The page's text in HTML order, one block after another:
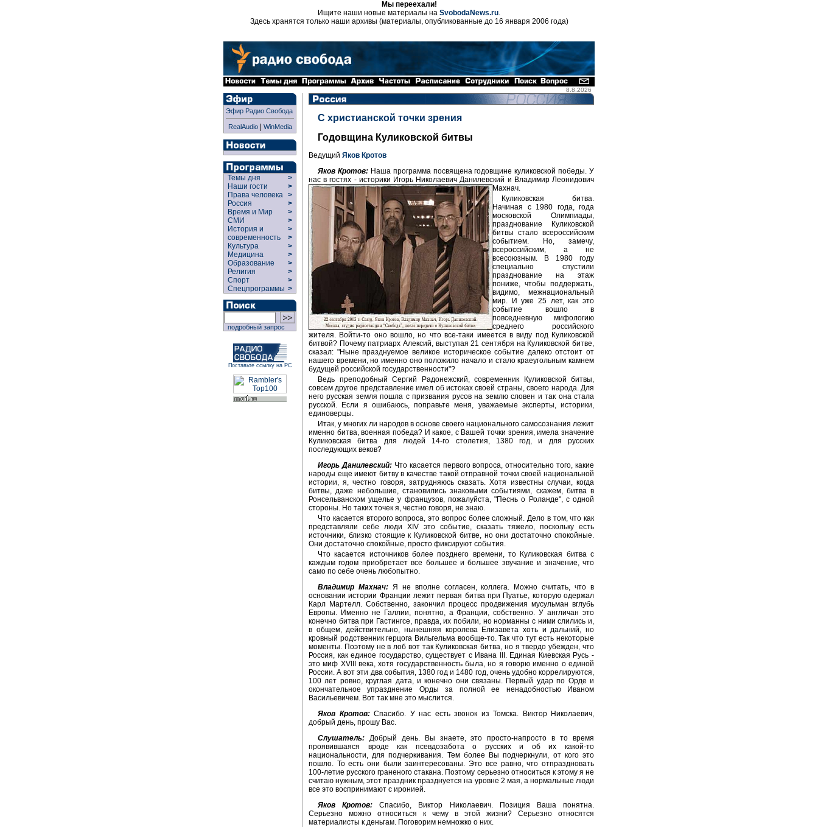
Мы переехали!
Ищите наши новые материалы на SvobodaNews.ru.
Здесь хранятся только наши архивы (материалы, опубликованные до 16 января 2006 года)
8.8.2026
Эфир Радио Свобода
RealAudio| WinMedia
Темы дня
>
Наши гости
>
Права человека >
Россия
>
Время и Мир
>
СМИ
>
История и
современность
>
>
Культура
>
Медицина
>
Образование
>
Религия
>
Спорт
>
Спецпрограммы >
подробный запрос
Поставьте ссылку на РС
С христианской точки зрения
Годовщина Куликовской битвы
Ведущий Яков Кротов
Яков Кротов:Наша программа посвящена годовщине куликовской победы. У
нас в гостях - историки Игорь Николаевич Данилевский и Владимир Леонидович
Махнач.
Куликовская битва.
Начиная с 1980 года, года
московской Олимпиады,
празднование Куликовской
битвы стало всероссийским
событием. Но, замечу,
всероссийским, а не
всесоюзным. В 1980 году
специально спустили
празднование на этаж
пониже, чтобы поддержать,
видимо, межнациональный
мир. И уже 25 лет, как это
событие вошло в
повседневную мифологию
среднего российского
жителя. Войти-то оно вошло, но что все-таки имеется в виду под Куликовской
битвой? Почему патриарх Алексий, выступая 21 сентября на Куликовской битве,
сказал: "Ныне празднуемое великое историческое событие далеко отстоит от
нашего времени, но именно оно положило начало и стало краеугольным камнем
будущей российской государственности"?
Ведь преподобный Сергий Радонежский, современник Куликовской битвы,
совсем другое представление имел об истоках своей страны, своего народа. Для
него русская земля пошла с призвания русов на землю словен и так она стала
русской. Если я ошибаюсь, поправьте меня, уважаемые эксперты, историки,
единоверцы.
Итак, у многих ли народов в основе своего национального самосознания лежит
именно битва, военная победа? И какое, с Вашей точки зрения, имела значение
Куликовская битва для людей 14-го столетия, 1380 год, и для русских
последующих веков?
Игорь Данилевский:Что касается первого вопроса, относительно того, какие
народы еще имеют битву в качестве такой отправной точки своей национальной
истории, я, честно говоря, затрудняюсь сказать. Хотя известны случаи, когда
битвы, даже небольшие, становились знаковыми событиями, скажем, битва в
Ронсельванском ущелье у французов, пожалуйста, "Песнь о Роланде", с одной
стороны. Но таких точек я, честно говоря, не знаю.
Что касается второго вопроса, это вопрос более сложный. Дело в том, что как
представляли себе люди XIV это событие, сказать тяжело, поскольку есть
источники, близко стоящие к Куликовской битве, но они достаточно спокойные.
Они достаточно спокойные, просто фиксируют события.
Что касается источников более позднего времени, то Куликовская битва с
каждым годом приобретает все большее и большее звучание и значение, что
само по себе очень любопытно.
Владимир Махнач:Я не вполне согласен, коллега. Можно считать, что в
основании истории Франции лежит первая битва при Пуатье, которую одержал
Карл Мартелл. Собственно, закончил процесс продвижения мусульман вглубь
Европы. Именно не Галлии, понятно, а Франции, собственно. У англичан это
конечно битва при Гастингсе, правда, их побили, но норманны с ними слились и,
в общем, действительно, нынешняя королева Елизавета хоть и дальний, но
кровный родственник герцога Вильгельма вообще-то. Так что тут есть некоторые
моменты. Поэтому не в лоб вот так Куликовская битва, но я твердо убежден, что
Россия, как единое государство, существует с Ивана III. Единая Киевская Русь -
это миф XVIII века, хотя государственность была, но я говорю именно о единой
России. А вот эти два события, 1380 год и 1480 год, очень удобно коррелируются,
100 лет ровно, круглая дата, и конечно они связаны. Первый удар по Орде и
окончательное упразднение Орды за полной ее ненадобностью Иваном
Васильевичем. Вот так мне это мыслится.
Яков Кротов:Спасибо. У нас есть звонок из Томска. Виктор Николаевич,
добрый день, прошу Вас.
Слушатель: Добрый день. Вы знаете, это просто-напросто в то время
проявившаяся вроде как псевдозабота о русских и об их какой-то
национальности, для подчеркивания. Тем более Вы подчеркнули, от кого это
пошло. То есть они были заинтересованы. Это все равно, что отпраздновать
100-летие русского граненого стакана. Поэтому серьезно относиться к этому я не
считаю нужным, этот праздник празднуется на уровне 2 мая, а нормальные люди
все это воспринимают с иронией.
Яков Кротов: Спасибо, Виктор Николаевич. Позиция Ваша понятна.
Серьезно можно относиться к чему в этой жизни? Серьезно относятся
материалисты к деньгам. Поговорим немножко о них.